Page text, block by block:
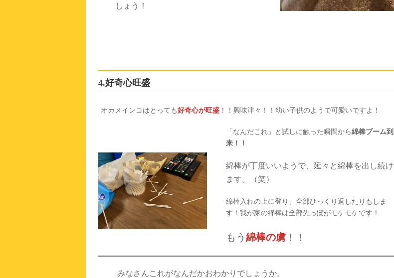
しょう！
4.好奇心旺盛
オカメインコはとっても好奇心が旺盛 ！！興味津々！！幼い子供のようで可愛いですよ！
「なんだこれ」と試しに触った瞬間から綿棒ブーム到
来！！
綿棒が丁度いいようで、延々と綿棒を出し続け
ます。（笑）
綿棒入れの上に登り、全部ひっくり返したりもしま
す！我が家の綿棒は全部先っぽがモケモケです！
もう綿棒の虜 ！！
みなさんこれがなんだかおわかりでしょうか。